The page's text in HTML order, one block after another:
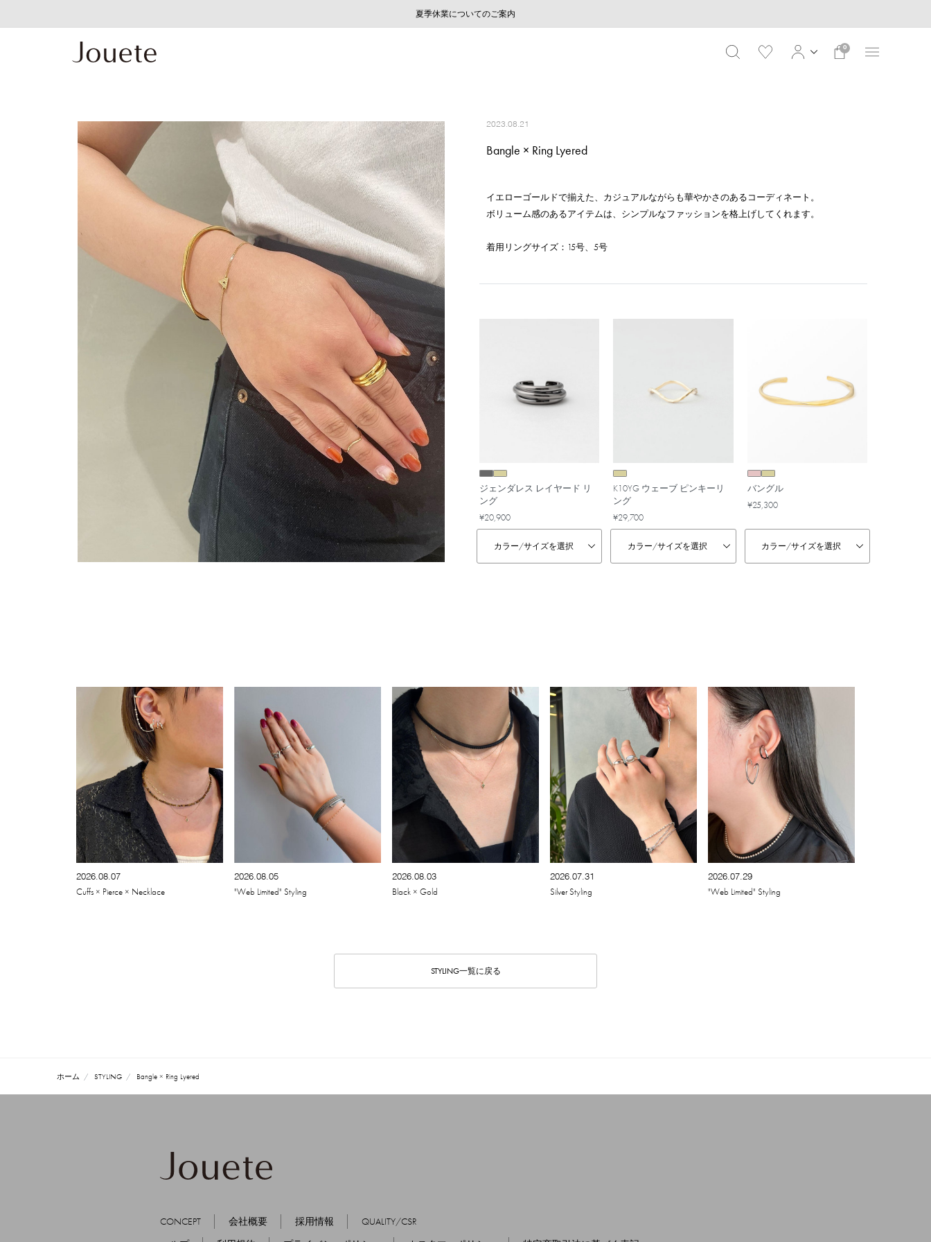
採用のご案内
ご注文いただいたお品物のお届け状況について
夏季休業についてのご案内
WEB LIMITED ITEMS >>
採用のご案内
ご注文いただいたお品物のお届け状況について
0
2023.08.21
Bangle × Ring Lyered
イエローゴールドで揃えた、カジュアルながらも華やかさのあるコーディネート。
ボリューム感のあるアイテムは、シンプルなファッションを格上げしてくれます。
着用リングサイズ：15号、5号
ジェンダレス レイヤード リ
ング
¥20,900
カラー/サイズを選択
K10YG ウェーブ ピンキーリ
ング
¥29,700
カラー/サイズを選択
バングル
¥25,300
カラー/サイズを選択
2026.08.07
Cuffs × Pierce × Necklace
2026.08.05
"Web Limited" Styling
2026.08.03
Black × Gold
2026.07.31
Silver Styling
2026.07.29
"Web Limited" Styling
STYLING一覧に戻る
ホーム STYLING Bangle × Ring Lyered
CONCEPT 会社概要 採用情報
QUALITY/CSR